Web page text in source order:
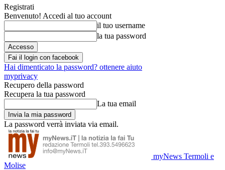
Registrati
Benvenuto! Accedi al tuo account
il tuo username
la tua password
Fai il login con facebook
Hai dimenticato la password? ottenere aiuto
myprivacy
Recupero della password
Recupera la tua password
La tua email
La password verrà inviata via email.
myNews Termoli e
Molise